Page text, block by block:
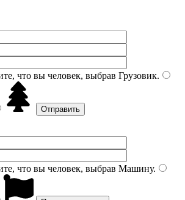
что вы человек, выбрав Грузовик.
что вы человек, выбрав Машину.